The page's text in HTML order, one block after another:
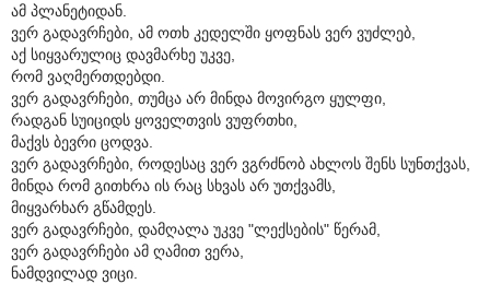
ამ პლანეტიდან.
ვერ გადავრჩები, ამ ოთხ კედელში ყოფნას ვერ ვუძლებ,
აქ სიყვარულიც დავმარხე უკვე,
რომ ვაღმერთდებდი.
ვერ გადავრჩები, თუმცა არ მინდა მოვირგო ყულფი,
რადგან სუიციდს ყოველთვის ვუფრთხი,
მაქვს ბევრი ცოდვა.
ვერ გადავრჩები, როდესაც ვერ ვგრძნობ ახლოს შენს სუნთქვას,
მინდა რომ გითხრა ის რაც სხვას არ უთქვამს,
მიყვარხარ გწამდეს.
ვერ გადავრჩები, დამღალა უკვე "ლექსების" წერამ,
ვერ გადავრჩები ამ ღამით ვერა,
ნამდვილად ვიცი.